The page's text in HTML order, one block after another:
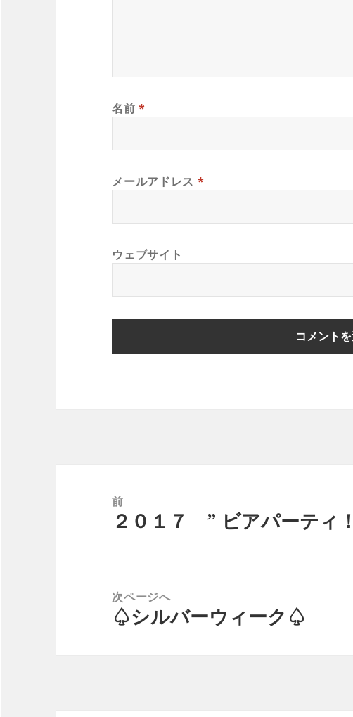
名前*
メールアドレス *
ウェブサイト
前
前
２０１７ ” ビアパーテ
次ページへ
次
♤シルバーウィーク♤